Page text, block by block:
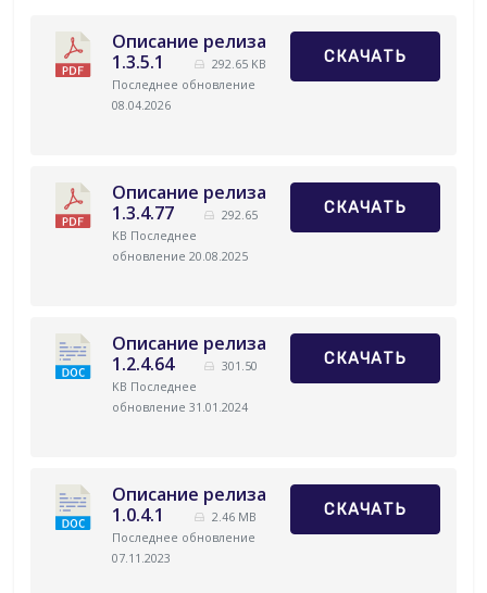
Описание релиза
1.3.5.1
292.65 KB
Последнее обновление
08.04.2026
СКАЧАТЬ
Описание релиза
1.3.4.77
292.65
KB Последнее
обновление 20.08.2025
СКАЧАТЬ
Описание релиза
1.2.4.64
301.50
KB Последнее
обновление 31.01.2024
СКАЧАТЬ
Описание релиза
1.0.4.1
2.46 MB
Последнее обновление
07.11.2023
СКАЧАТЬ